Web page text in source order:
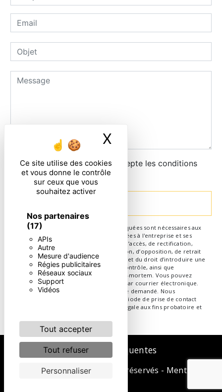
Ce site utilise des cookies
et vous donne le contrôle
sur ceux que vous
souhaitez activer
Nos partenaires
(17)
APIs
Autre
Mesure d'audience
Régies publicitaires
Réseaux sociaux
Support
Vidéos
Tout accepter
Tout refuser
Personnaliser
X
En cochant cette case, j'accepte les conditions
particulières ci-dessous **
** Les données personnelles communiquées sont nécessaires aux
fins de vous contacter. Elles sont destinées à l'entreprise et ses
sous-traitants. Vous disposez de droits d’accès, de rectification,
d’effacement, de portabilité, de limitation, d’opposition, de retrait
de votre consentement à tout moment et du droit d’introduire une
réclamation auprès d’une autorité de contrôle, ainsi que
d’organiser le sort de vos données post-mortem. Vous pouvez
exercer ces droits par voie postale ou par courrier électronique.
Un justificatif d'identité pourra vous être demandé. Nous
conservons vos données pendant la période de prise de contact
puis pendant la durée de prescription légale aux fins probatoire et
Recherches fréquentes
Vistalid- 2026 - Tous droits réservés - Mentions